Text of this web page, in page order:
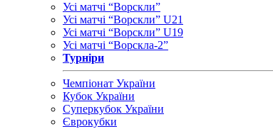
Усі матчі “Ворскли”
Усі матчі “Ворскли” U21
Усі матчі “Ворскли” U19
Усі матчі “Ворскла-2”
Турніри
Чемпіонат України
Кубок України
Суперкубок України
Єврокубки